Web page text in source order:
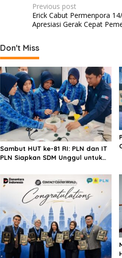
P
o
t
n
a
v
i
g
a
t
i
o
n
Previous post
Erick Cabut Permenpora
Apresiasi Gerak Cepat
Don't Miss
Sambut HUT ke-81 RI: PLN dan IT
PLN Siapkan SDM Unggul untuk